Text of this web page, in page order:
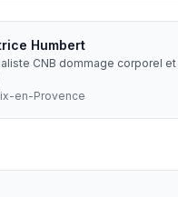
Humbert
CNB dommage corporel
en-Provence